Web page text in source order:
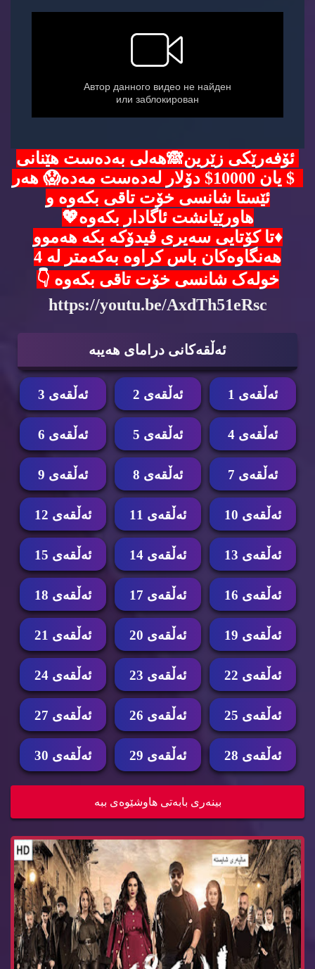
ئۆفەرێکی زێرین🙈هەلی بەدەست هێنانی
5$ یان 10000$ دۆلار لەدەست مەدە😱 هەر
ئێستا شانسی خۆت تاقی بکەوە و
هاورێیانشت ئاگادار بکەوە💖
♦️تا کۆتایی سەیری ڤیدۆکە بکە هەموو
هەنگاوەکان باس کراوە بەکەمتر لە 4
خولەک شانسی خۆت تاقی بکەوە 👇
https://youtu.be/AxdTh51eRsc
ئه‌ڵقه‌كانی درامای هه‌یبه‌
ئه‌ڵقه‌ی 1 ئه‌ڵقه‌ی 2 ئه‌ڵقه‌ی 3
ئه‌ڵقه‌ی 4 ئه‌ڵقه‌ی 5 ئه‌ڵقه‌ی 6
ئه‌ڵقه‌ی 7 ئه‌ڵقه‌ی 8 ئه‌ڵقه‌ی 9
ئه‌ڵقه‌ی 10 ئه‌ڵقه‌ی 11 ئه‌ڵقه‌ی 12
ئه‌ڵقه‌ی 13 ئه‌ڵقه‌ی 14 ئه‌ڵقه‌ی 15
ئه‌ڵقه‌ی 16 ئه‌ڵقه‌ی 17 ئه‌ڵقه‌ی 18
ئه‌ڵقه‌ی 19 ئه‌ڵقه‌ی 20 ئه‌ڵقه‌ی 21
ئه‌ڵقه‌ی 22 ئه‌ڵقه‌ی 23 ئه‌ڵقه‌ی 24
ئه‌ڵقه‌ی 25 ئه‌ڵقه‌ی 26 ئه‌ڵقه‌ی 27
ئه‌ڵقه‌ی 28 ئه‌ڵقه‌ی 29 ئه‌ڵقه‌ی 30
بینه‌ری بابه‌تی هاوشێوه‌ی ببه‌
زنجیره‌ درامای هه‌یبه‌ ئه‌ڵقه‌ی 27 جبل